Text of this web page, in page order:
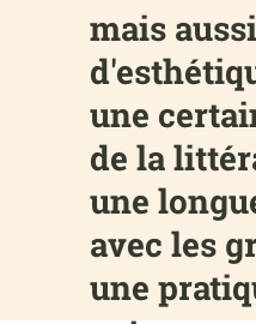
mais
une
de la
une
avec les
une